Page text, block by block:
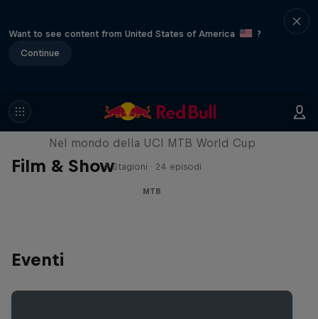
Want to see content from United States of America
?
Continue
Film & Show
Fast Life
Nel mondo della UCI MTB World Cup
4 Stagioni · 24 episodi
MTB
Eventi